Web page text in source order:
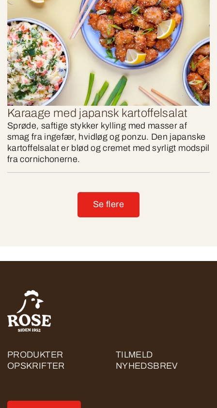
Karaage med japansk kartoffelsalat
Sprøde, saftige stykker kylling med masser af
smag fra ingefær, hvidløg og ponzu. Den japanske
kartoffelsalat er blød og cremet med syrligt modspil
fra cornichonerne.
Se flere
PRODUKTER
OPSKRIFTER
TILMELD
NYHEDSBREV